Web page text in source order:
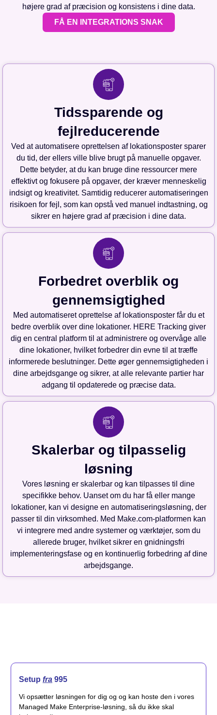
højere grad af præcision og konsistens i dine data.
FÅ EN INTEGRATIONS SNAK
Tidssparende og
fejlreducerende
Ved at automatisere oprettelsen af lokationsposter sparer
du tid, der ellers ville blive brugt på manuelle opgaver.
Dette betyder, at du kan bruge dine ressourcer mere
effektivt og fokusere på opgaver, der kræver menneskelig
indsigt og kreativitet. Samtidig reducerer automatiseringen
risikoen for fejl, som kan opstå ved manuel indtastning, og
sikrer en højere grad af præcision i dine data.
Forbedret overblik og
gennemsigtighed
Med automatiseret oprettelse af lokationsposter får du et
bedre overblik over dine lokationer. HERE Tracking giver
dig en central platform til at administrere og overvåge alle
dine lokationer, hvilket forbedrer din evne til at træffe
informerede beslutninger. Dette øger gennemsigtigheden i
dine arbejdsgange og sikrer, at alle relevante partier har
adgang til opdaterede og præcise data.
Skalerbar og tilpasselig
løsning
Vores løsning er skalerbar og kan tilpasses til dine
specifikke behov. Uanset om du har få eller mange
lokationer, kan vi designe en automatiseringsløsning, der
passer til din virksomhed. Med Make.com-platformen kan
vi integrere med andre systemer og værktøjer, som du
allerede bruger, hvilket sikrer en gnidningsfri
implementeringsfase og en kontinuerlig forbedring af dine
arbejdsgange.
Setup fra 995
Vi opsætter løsningen for dig og og kan hoste den i vores
Managed Make Enterprise-løsning, så du ikke skal